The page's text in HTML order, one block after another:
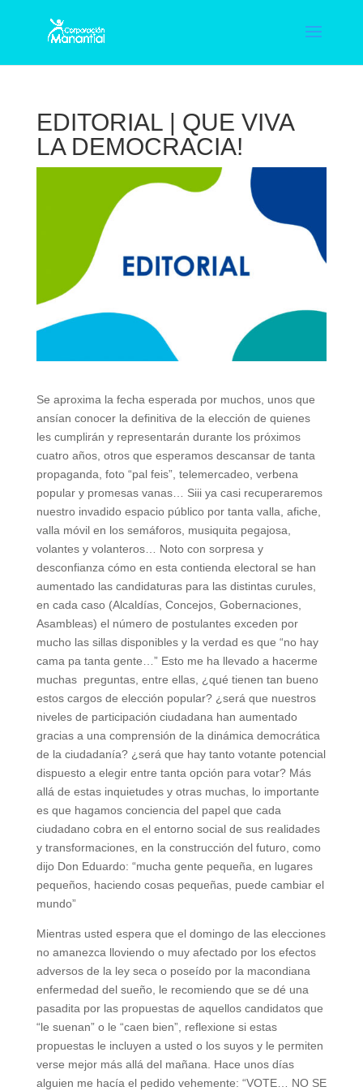
EDITORIAL | QUE VIVA
LA DEMOCRACIA!
Se aproxima la fecha esperada por muchos, unos que
ansían conocer la definitiva de la elección de quienes
les cumplirán y representarán durante los próximos
cuatro años, otros que esperamos descansar de tanta
propaganda, foto “pal feis”, telemercadeo, verbena
popular y promesas vanas… Siii ya casi recuperaremos
nuestro invadido espacio público por tanta valla, afiche,
valla móvil en los semáforos, musiquita pegajosa,
volantes y volanteros… Noto con sorpresa y
desconfianza cómo en esta contienda electoral se han
aumentado las candidaturas para las distintas curules,
en cada caso (Alcaldías, Concejos, Gobernaciones,
Asambleas) el número de postulantes exceden por
mucho las sillas disponibles y la verdad es que “no hay
cama pa tanta gente…” Esto me ha llevado a hacerme
muchas preguntas, entre ellas, ¿qué tienen tan bueno
estos cargos de elección popular? ¿será que nuestros
niveles de participación ciudadana han aumentado
gracias a una comprensión de la dinámica democrática
de la ciudadanía? ¿será que hay tanto votante potencial
dispuesto a elegir entre tanta opción para votar? Más
allá de estas inquietudes y otras muchas, lo importante
es que hagamos conciencia del papel que cada
ciudadano cobra en el entorno social de sus realidades
y transformaciones, en la construcción del futuro, como
dijo Don Eduardo: “mucha gente pequeña, en lugares
pequeños, haciendo cosas pequeñas, puede cambiar el
mundo”
Mientras usted espera que el domingo de las elecciones
no amanezca lloviendo o muy afectado por los efectos
adversos de la ley seca o poseído por la macondiana
enfermedad del sueño, le recomiendo que se dé una
pasadita por las propuestas de aquellos candidatos que
“le suenan” o le “caen bien”, reflexione si estas
propuestas le incluyen a usted o los suyos y le permiten
verse mejor más allá del mañana. Hace unos días
alguien me hacía el pedido vehemente: “VOTE… NO SE